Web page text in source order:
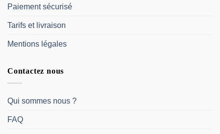
Paiement sécurisé
Tarifs et livraison
Mentions légales
Contactez nous
Qui sommes nous ?
FAQ